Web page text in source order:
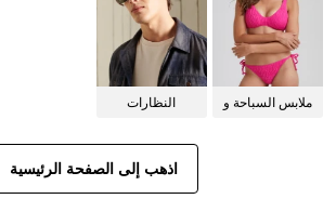
ملابس السباحة و
النظارات
اذهب إلى الصفحة الرئيسية